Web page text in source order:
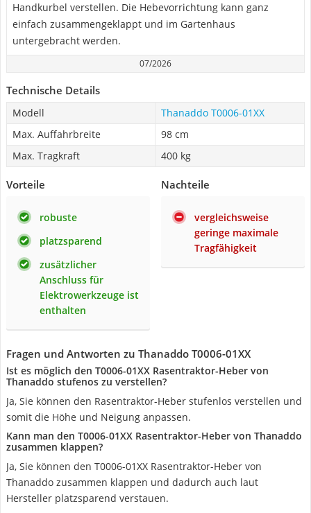
Handkurbel verstellen. Die Hebevorrichtung kann ganz
einfach zusammengeklappt und im Gartenhaus
untergebracht werden.
07/2026
Technische Details
Modell
Thanaddo T0006-01XX
Max. Auffahrbreite
98 cm
Max. Tragkraft
400 kg
Vorteile
robuste
platzsparend
zusätzlicher
Anschluss für
Elektrowerkzeuge ist
enthalten
Nachteile
vergleichsweise
geringe maximale
Tragfähigkeit
Fragen und Antworten zu Thanaddo T0006-01XX
Ist es möglich den T0006-01XX Rasentraktor-Heber von
Thanaddo stufenos zu verstellen?
Ja, Sie können den Rasentraktor-Heber stufenlos verstellen und
somit die Höhe und Neigung anpassen.
Kann man den T0006-01XX Rasentraktor-Heber von Thanaddo
zusammen klappen?
Ja, Sie können den T0006-01XX Rasentraktor-Heber von
Thanaddo zusammen klappen und dadurch auch laut
Hersteller platzsparend verstauen.